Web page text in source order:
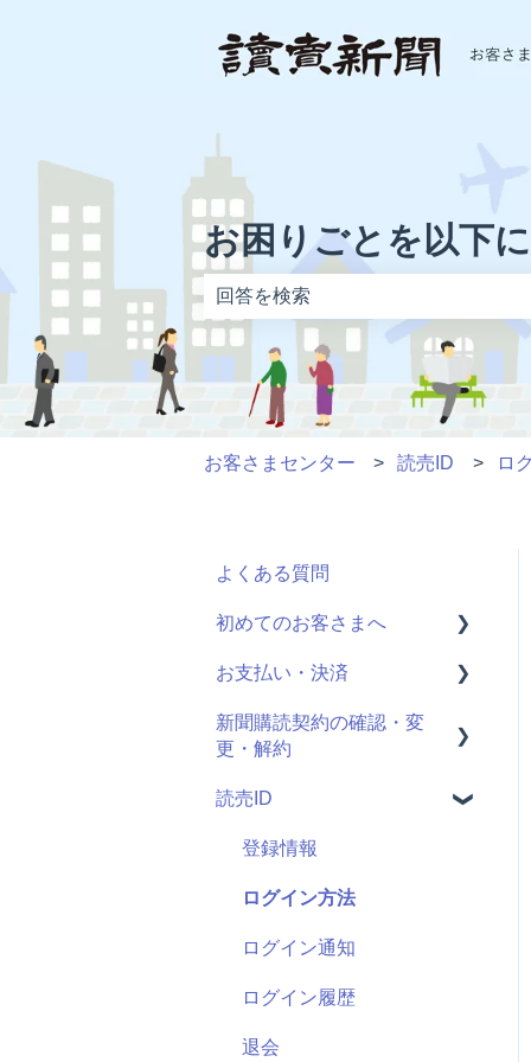
お困りごとを以下
検索フィールドが空なので、候補は
お客さまセンター 読売ID ロ
よくある質問
初めてのお客さまへ
読売ID登録
読売かんたん申込サイトと
は
申し込み手続きの方法
申し込む新聞の選択
契約期間・料金
決済方法の選択
お支払い・決済
決済情報の確認・変更
新聞購読契約の確認・変
更・解約
最近お申し込みされた方
購読中商品の確認・変更・
読売ID
登録情報
ログイン方法
ログイン通知
ログイン履歴
退会